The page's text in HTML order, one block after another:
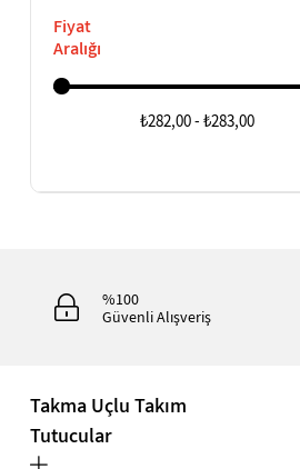
Fiyat
Aralığı
₺282,00 - ₺283,00
%100
Güvenli Alışveriş
Takma Uçlu Takım
Tutucular